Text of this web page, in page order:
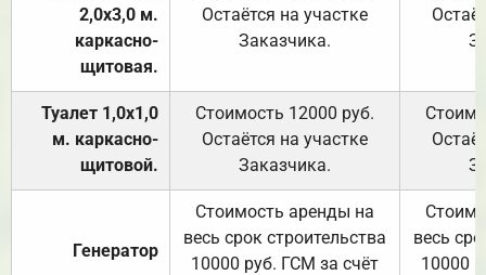
2,0х3,0 м.
каркасно-
щитовая.
Остаётся на участке
Заказчика.
Туалет 1,0х1,0
м. каркасно-
щитовой.
Стоимость 12000 руб.
Остаётся на участке
Заказчика.
Генератор
Стоимость аренды на
весь срок строительства
10000 руб. ГСМ за счёт
весь
10000